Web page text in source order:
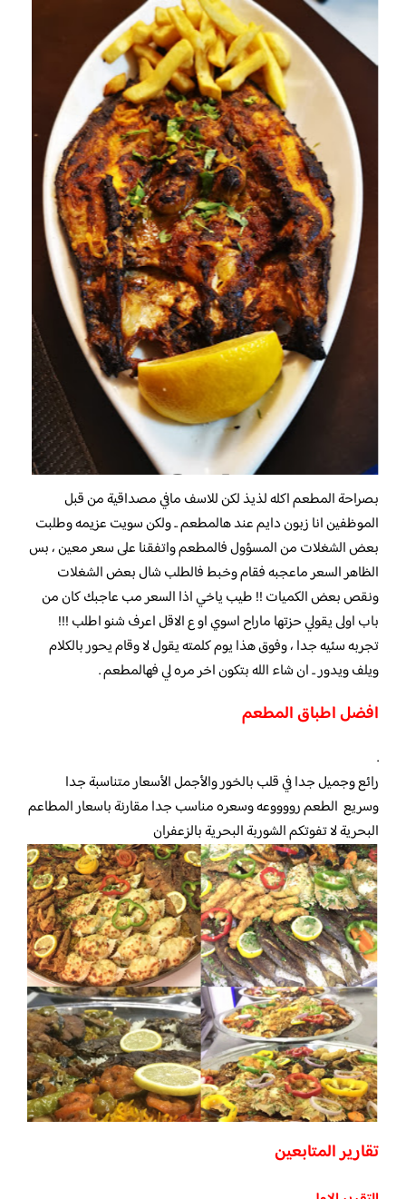
بصراحة المطعم اكله لذيذ لكن للاسف مافي مصداقية من قبل
الموظفين انا زبون دايم عند هالمطعم .. ولكن سويت عزيمه وطلبت
بعض الشغلات من المسؤول فالمطعم واتفقنا على سعر معين ، بس
الظاهر السعر ماعجبه فقام وخبط فالطلب شال بعض الشغلات
ونقص بعض الكميات !! طيب ياخي اذا السعر مب عاجبك كان من
باب اولى يقولي حزتها ماراح اسوي او ع الاقل اعرف شنو اطلب !!!
تجربه سئيه جدا ، وفوق هذا يوم كلمته يقول لا وقام يحور بالكلام
ويلف ويدور .. ان شاء الله بتكون اخر مره لي فهالمطعم .
افضل اطباق المطعم
.
رائع وجميل جدا في قلب بالخور والأجمل الأسعار متناسبة جدا
وسريع الطعم رووووعه وسعره مناسب جدا مقارنة باسعار المطاعم
البحرية لا تفوتكم الشوربة البحرية بالزعفران
تقارير المتابعين